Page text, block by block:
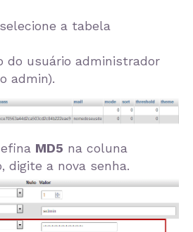
a tabela
do usuário administrador
admin).
MD5 na coluna
digite a nova senha.